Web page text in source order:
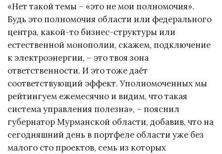
«Нет такой темы – «это не мои полномочия».
Будь это полномочия области или федерального
центра, какой-то бизнес-структуры или
естественной монополии, скажем, подключение
к электроэнергии, – это твоя зона
ответственности. И это тоже даёт
соответствующий эффект. Уполномоченных мы
рейтингуем ежемесячно и видим, что такая
система управления полезна», – пояснил
губернатор Мурманской области, добавив, что на
сегодняшний день в портфеле области уже без
малого сто проектов, семь из которых